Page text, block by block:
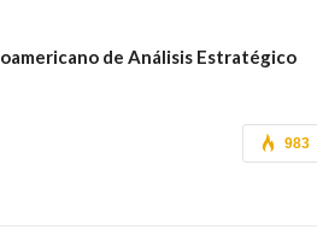
de Análisis Estratégico
983